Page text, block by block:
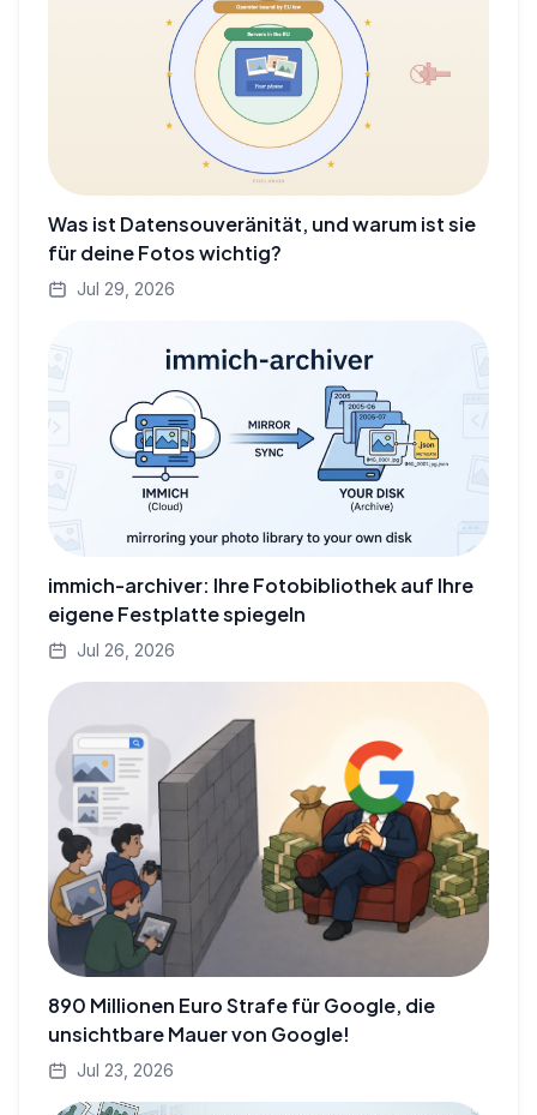
Was ist Datensouveränität, und warum ist sie
für deine Fotos wichtig?
Jul 29, 2026
immich-archiver: Ihre Fotobibliothek auf Ihre
eigene Festplatte spiegeln
Jul 26, 2026
890 Millionen Euro Strafe für Google, die
unsichtbare Mauer von Google!
Jul 23, 2026